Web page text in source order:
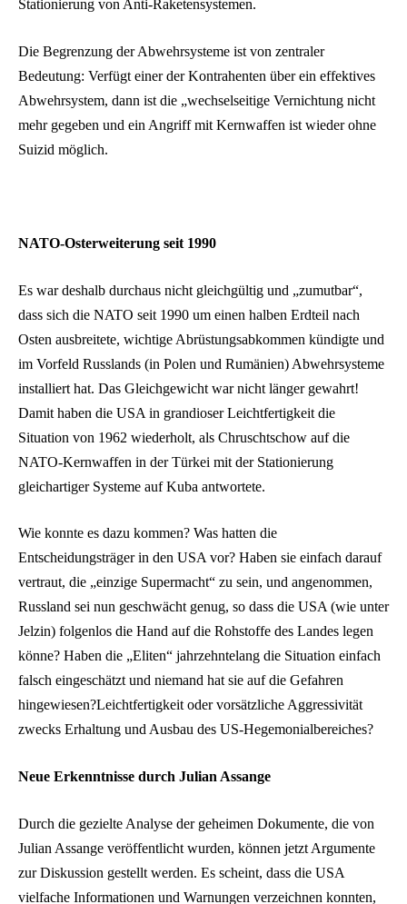
Stationierung von Anti-Raketensystemen.
Die Begrenzung der Abwehrsysteme ist von zentraler
Bedeutung: Verfügt einer der Kontrahenten über ein effektives
Abwehrsystem, dann ist die „wechselseitige Vernichtung nicht
mehr gegeben und ein Angriff mit Kernwaffen ist wieder ohne
Suizid möglich.
NATO-Osterweiterung seit 1990
Es war deshalb durchaus nicht gleichgültig und „zumutbar“,
dass sich die NATO seit 1990 um einen halben Erdteil nach
Osten ausbreitete, wichtige Abrüstungsabkommen kündigte und
im Vorfeld Russlands (in Polen und Rumänien) Abwehrsysteme
installiert hat. Das Gleichgewicht war nicht länger gewahrt!
Damit haben die USA in grandioser Leichtfertigkeit die
Situation von 1962 wiederholt, als Chruschtschow auf die
NATO-Kernwaffen in der Türkei mit der Stationierung
gleichartiger Systeme auf Kuba antwortete.
Wie konnte es dazu kommen? Was hatten die
Entscheidungsträger in den USA vor? Haben sie einfach darauf
vertraut, die „einzige Supermacht“ zu sein, und angenommen,
Russland sei nun geschwächt genug, so dass die USA (wie unter
Jelzin) folgenlos die Hand auf die Rohstoffe des Landes legen
könne? Haben die „Eliten“ jahrzehntelang die Situation einfach
falsch eingeschätzt und niemand hat sie auf die Gefahren
hingewiesen?Leichtfertigkeit oder vorsätzliche Aggressivität
zwecks Erhaltung und Ausbau des US-Hegemonialbereiches?
Neue Erkenntnisse durch Julian Assange
Durch die gezielte Analyse der geheimen Dokumente, die von
Julian Assange veröffentlicht wurden, können jetzt Argumente
zur Diskussion gestellt werden. Es scheint, dass die USA
vielfache Informationen und Warnungen verzeichnen konnten,